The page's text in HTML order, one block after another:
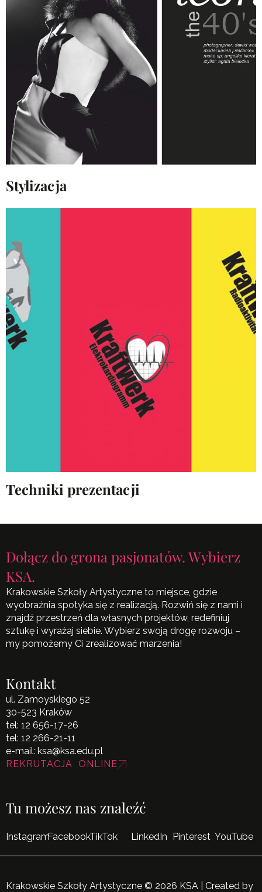
Stylizacja
Techniki prezentacji
Dołącz do grona pasjonatów. Wybierz
KSA.
Krakowskie Szkoły Artystyczne to miejsce, gdzie
wyobraźnia spotyka się z realizacją. Rozwiń się z nami i
znajdź przestrzeń dla własnych projektów, redefiniuj
sztukę i wyrażaj siebie. Wybierz swoją drogę rozwoju –
my pomożemy Ci zrealizować marzenia!
Kontakt
ul. Zamoyskiego 52
30-523 Kraków
tel: 12 656-17-26
tel: 12 266-21-11
e-mail: ksa@ksa.edu.pl
REKRUTACJA ONLINE
Tu możesz nas znaleźć
InstagramFacebookTikTok LinkedIn Pinterest YouTube
Krakowskie Szkoły Artystyczne © 2026 KSA | Created by